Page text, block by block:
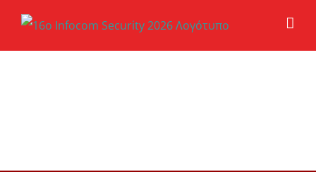
Μετάβαση
περιεχόμενο